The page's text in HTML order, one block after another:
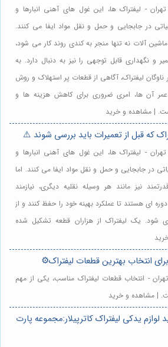
- لیفتراک ها، این غول های آهنی انبارها و
در جابجایی و حمل و نقل مواد ایفا می کنند.
آلات نه تنها منجر به کندی روند کار می شود،
و نگهداری قابل توجهی را نیز به دنبال دارد. به
ناوگان لیفتراک، آگاهی از قطعات پر استهلاک و روش
آن ها، امری ضروری برای کاهش هزینه ها و
| مشاهده و خرید
- لیفتراک ها، این غول های آهنی انبارها و
در جابجایی و حمل و نقل مواد ایفا می کنند. اما
نیز مانند هر وسیله نقلیه دیگری، نیازمند
ای هستند تا عملکرد بهینه خود را حفظ کنند و از
شود. یک لیفتراک از هزاران قطعه تشکیل شده
- انتخاب قطعات لیفتراک مناسب، یکی از مهم
| مشاهده و خرید
یدکی لیفتراک کاترپیلار:مجموعه پارت